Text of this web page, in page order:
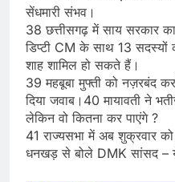
सेंधमारी संभव।
38 छत्तीसगढ़ में साय सरकार
डिप्टी CM के साथ 13 सदस्यों
शाह शामिल हो सकते हैं।
39 महबूबा मुफ्ती को नज़रबंद
दिया जवाब।40 मायावती ने
लेकिन वो कितना कर पाएंगे ?
41 राज्यसभा में अब शुक्रवार
धनखड़ से बोले DMK सांसद –